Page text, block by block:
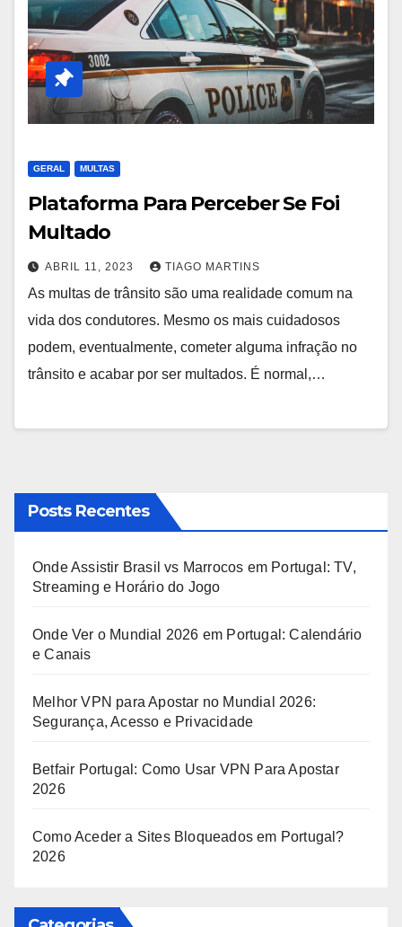
GERAL MULTAS
Plataforma Para Perceber Se Foi
Multado
ABRIL 11, 2023 TIAGO MARTINS
As multas de trânsito são uma realidade comum na
vida dos condutores. Mesmo os mais cuidadosos
podem, eventualmente, cometer alguma infração no
trânsito e acabar por ser multados. É normal,…
Posts Recentes
Onde Assistir Brasil vs Marrocos em Portugal: TV,
Streaming e Horário do Jogo
Onde Ver o Mundial 2026 em Portugal: Calendário
e Canais
Melhor VPN para Apostar no Mundial 2026:
Segurança, Acesso e Privacidade
Betfair Portugal: Como Usar VPN Para Apostar
2026
Como Aceder a Sites Bloqueados em Portugal?
2026